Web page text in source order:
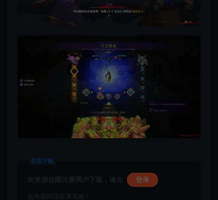
资源下载
此资源仅限注册用户下载，请先 登录
如有疑问请联系客服！